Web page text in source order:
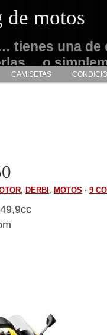
motos
tienes una de
o
CAMISETAS
, DERBI , MOTOS · 9